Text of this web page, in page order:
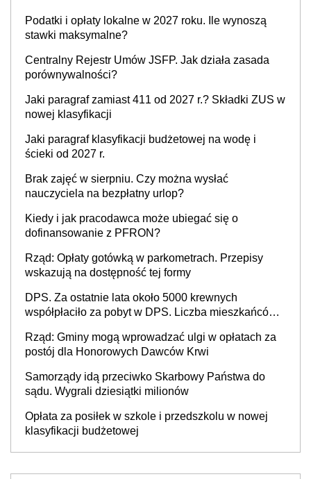
Podatki i opłaty lokalne w 2027 roku. Ile wynoszą
stawki maksymalne?
Centralny Rejestr Umów JSFP. Jak działa zasada
porównywalności?
Jaki paragraf zamiast 411 od 2027 r.? Składki ZUS w
nowej klasyfikacji
Jaki paragraf klasyfikacji budżetowej na wodę i
ścieki od 2027 r.
Brak zajęć w sierpniu. Czy można wysłać
nauczyciela na bezpłatny urlop?
Kiedy i jak pracodawca może ubiegać się o
dofinansowanie z PFRON?
Rząd: Opłaty gotówką w parkometrach. Przepisy
wskazują na dostępność tej formy
DPS. Za ostatnie lata około 5000 krewnych
współpłaciło za pobyt w DPS. Liczba mieszkańców
Rząd: Gminy mogą wprowadzać ulgi w opłatach za
postój dla Honorowych Dawców Krwi
Samorządy idą przeciwko Skarbowy Państwa do
sądu. Wygrali dziesiątki milionów
Opłata za posiłek w szkole i przedszkolu w nowej
klasyfikacji budżetowej